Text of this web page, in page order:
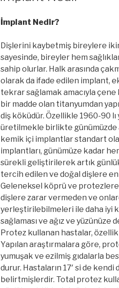
İmplant Nedir?
Dişlerini kaybetmiş bireylere
sayesinde, bireyler hem
sahip olurlar. Halk arasında
olarak da ifade edilen implant,
tekrar sağlamak amacıyla
bir madde olan titanyumdan
diş köküdür. Özellikle 1960-90
üretilmekle birlikte günümüzde
kemik içi implantlar standart
implantları, günümüze kadar
sürekli geliştirilerek artık
tercih edilen ve doğal dişlere
Geleneksel köprü ve
dişlere zarar vermeden ve
yerleştirilebilmeleri ile daha iyi
sağlaması ve ağız ve yüzünüze
Protez kullanan hastalar,
Yapılan araştırmalara göre,
yumuşak ve ezilmiş gıdalarla
durur. Hastaların 17′ si de
belirtmişlerdir. Total protez